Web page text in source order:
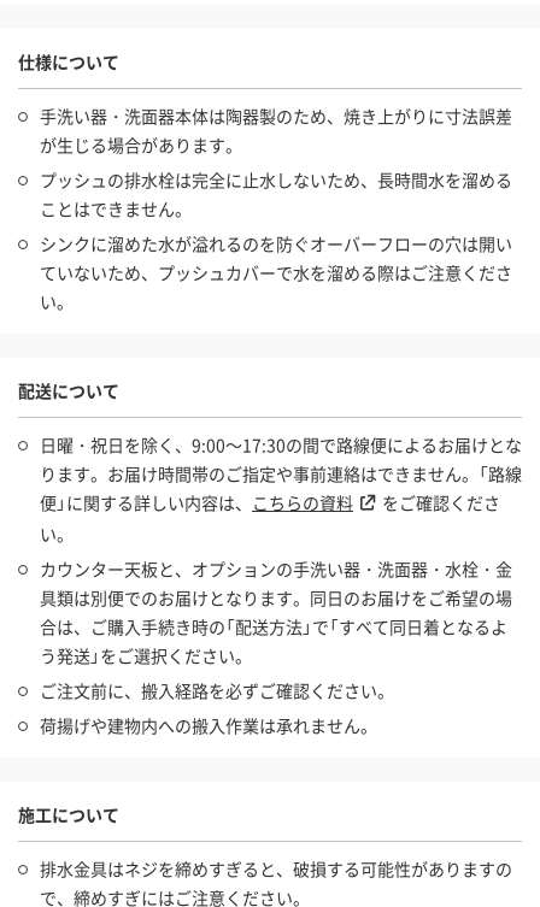
仕様について
手洗い器・洗面器本体は陶器製のため、焼き上がりに寸法誤差
が生じる場合があります。
プッシュの排水栓は完全に止水しないため、長時間水を溜める
ことはできません。
シンクに溜めた水が溢れるのを防ぐオーバーフローの穴は開い
ていないため、プッシュカバーで水を溜める際はご注意くださ
い。
配送について
日曜・祝日を除く、9:00～17:30の間で路線便によるお届けとな
ります。お届け時間帯のご指定や事前連絡はできません。「路線
便」に関する詳しい内容は、 こちらの資料
をご確認くださ
い。
カウンター天板と、オプションの手洗い器・洗面器・水栓・金
具類は別便でのお届けとなります。同日のお届けをご希望の場
合は、ご購入手続き時の「配送方法」で「すべて同日着となるよ
う発送」をご選択ください。
ご注文前に、搬入経路を必ずご確認ください。
荷揚げや建物内への搬入作業は承れません。
施工について
排水金具はネジを締めすぎると、破損する可能性がありますの
で、締めすぎにはご注意ください。